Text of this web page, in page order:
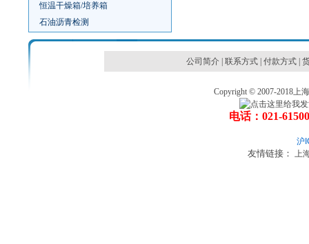
恒温干燥箱/培养箱
石油沥青检测
公司简介 联系方式 付款方式
Copyright © 2007-2018上
电话：021-
沪
友情链接： 上